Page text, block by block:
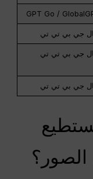
جي بي تي تي
جي بي تي تي
جي بي تي تي